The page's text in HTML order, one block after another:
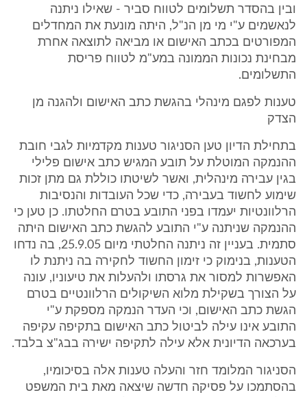
ובין בהסדר תשלומים לטווח סביר - שאילו ניתנה
לנאשמים ע"י מי מן הנ"ל, היתה מונעת את המחדלים
המפורטים בכתב האישום או מביאה לתוצאה אחרת
מבחינת נכונות הממונה במע"מ לטווח פריסת
התשלומים.
טענות לפגם מינהלי בהגשת כתב האישום ולהגנה מן
הצדק
בתחילת הדיון טען הסניגור טענות מקדמיות לגבי חובת
ההנמקה המוטלת על תובע המגיש כתב אישום פלילי
בגין עבירה מינהלית, ואשר לשיטתו כוללת גם מתן זכות
שימוע לחשוד בעבירה, כדי שכל העובדות והנסיבות
הרלוונטיות יעמדו בפני התובע בטרם החלטתו. כן טען כי
ההנמקה שניתנה ע"י התובע להגשת כתב האישום היתה
סתמית. בעניין זה ניתנה החלטתי מיום 25.9.05, בה נדחו
הטענות, בנימוק כי זימון החשוד לחקירה בה ניתנת לו
האפשרות למסור את גרסתו ולהעלות את טיעוניו, עונה
על הצורך בשקילת מלוא השיקולים הרלוונטיים בטרם
הגשת כתב האישום, וכי העדר הנמקה מספקת ע"י
התובע אינו עילה לביטול כתב האישום בתקיפה עקיפה
בערכאה הדיונית אלא עילה לתקיפה ישירה בבג"צ בלבד.
הסניגור המלומד חזר והעלה טענות אלה בסיכומיו,
בהסתמכו על פסיקה חדשה שיצאה מאת בית המשפט